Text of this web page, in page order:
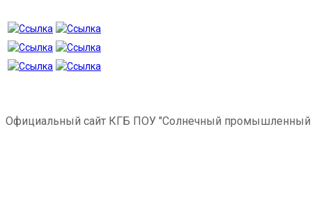
Официальный сайт КГБ ПОУ "Солнечный промышленный